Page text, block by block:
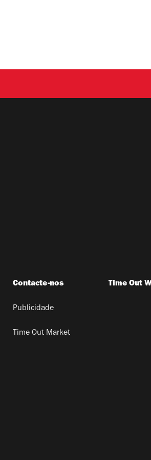
Contacte-nos
Publicidade
Time Out Market
Time Out